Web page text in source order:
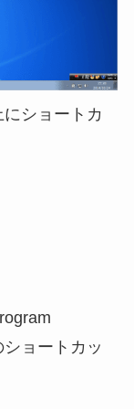
ショートカ
ョートカッ